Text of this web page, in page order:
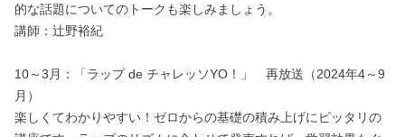
的な話題についてのトークも楽しみましょう。
講師：辻野裕紀
10～3月：「ラップ de チャレッソYO！」 再放送（2024年4～9
月）
楽しくてわかりやすい！ゼロからの基礎の積み上げにピッタリの